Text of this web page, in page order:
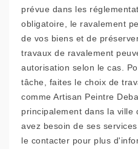
prévue dans les
obligatoire, le ravalement
de vos biens et de
travaux de ravalement
autorisation selon le cas.
tâche, faites le choix de
comme Artisan Peintre
principalement dans la ville
avez besoin de ses
le contacter pour plus